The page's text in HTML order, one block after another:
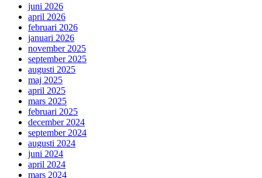
juni 2026
april 2026
februari 2026
januari 2026
november 2025
september 2025
augusti 2025
maj 2025
april 2025
mars 2025
februari 2025
december 2024
september 2024
augusti 2024
juni 2024
april 2024
mars 2024